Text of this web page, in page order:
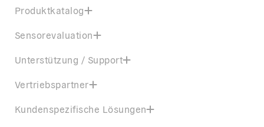
Produktkatalog
Sensorevaluation
Unterstützung / Support
Vertriebspartner
Kundenspezifische Lösungen